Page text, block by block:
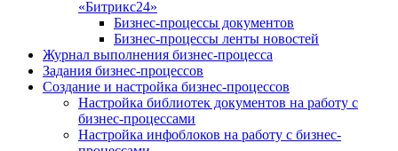
«Битрикс24»
Бизнес-процессы документов
Бизнес-процессы ленты новостей
Журнал выполнения бизнес-процесса
Задания бизнес-процессов
Создание и настройка бизнес-процессов
Настройка библиотек документов на работу с
бизнес-процессами
Настройка инфоблоков на работу с бизнес-